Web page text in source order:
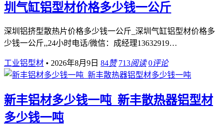
圳气缸铝型材价格多少钱一公斤
深圳铝挤型散热片价格多少钱一公斤_深圳气缸铝型材价格多
少钱一公斤,,24小时电话/微信：成经理13632919…
工业铝型材 • 2026年8月9日 84赞 713阅读 0评论
新丰铝材多少钱一吨_新丰散热器铝型材
多少钱一吨